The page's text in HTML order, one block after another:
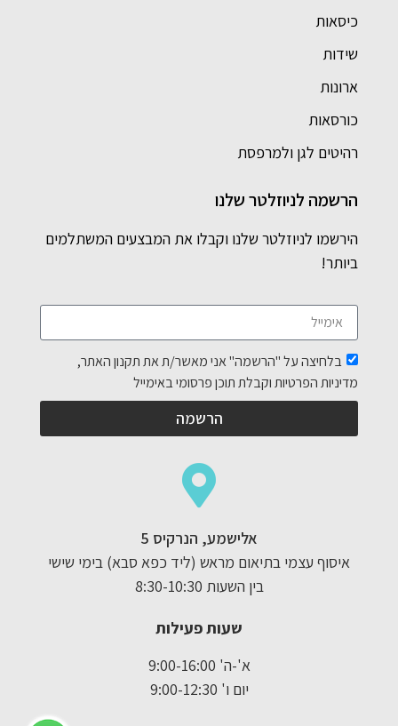
כיסאות
שידות
ארונות
כורסאות
רהיטים לגן ולמרפסת
הרשמה לניוזלטר שלנו
הירשמו לניוזלטר שלנו וקבלו את המבצעים המשתלמים
ביותר!
בלחיצה על "הרשמה" אני מאשר/ת את תקנון האתר,
מדיניות הפרטיות וקבלת תוכן פרסומי באימייל
הרשמה
אלישמע, הנרקיס 5
איסוף עצמי בתיאום מראש (ליד כפא סבא) בימי שישי
בין השעות 8:30-10:30
שעות פעילות
א'-ה' 9:00-16:00
יום ו' 9:00-12:30